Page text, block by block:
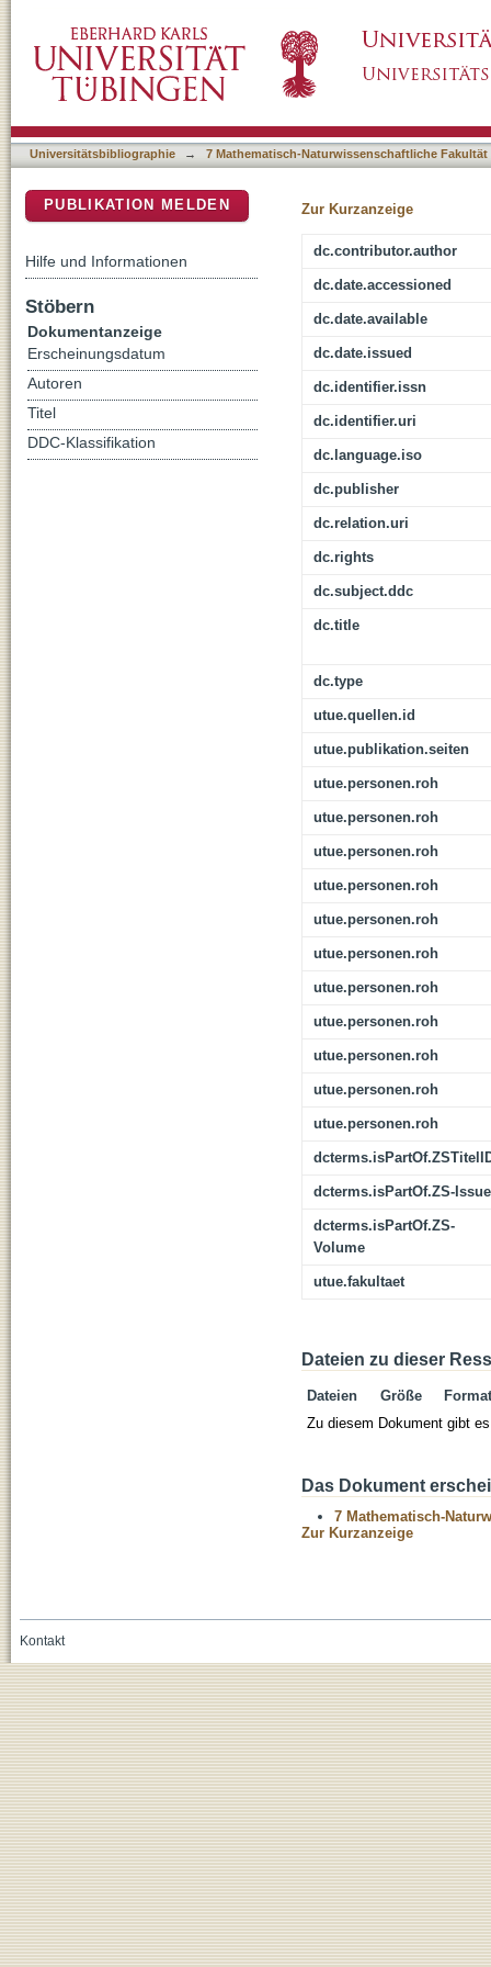
Universitätsbibliographie → 7 Mathematisch-Naturwissenschaftliche Fakultät
Zur Kurzanzeige
dc.contributor.author
dc.date.accessioned
dc.date.available
dc.date.issued
dc.identifier.issn
dc.identifier.uri
dc.language.iso
dc.publisher
dc.relation.uri
dc.rights
dc.subject.ddc
dc.title
dc.type
utue.quellen.id
utue.publikation.seiten
utue.personen.roh
utue.personen.roh
utue.personen.roh
utue.personen.roh
utue.personen.roh
utue.personen.roh
utue.personen.roh
utue.personen.roh
utue.personen.roh
utue.personen.roh
utue.personen.roh
dcterms.isPartOf.ZS-Issue
dcterms.isPartOf.ZS-
Volume
utue.fakultaet
Dateien zu dieser
Dateien Größe
Format
Zu diesem Dokument gibt
Das Dokument
7 Mathematisch-
Zur Kurzanzeige
PUBLIKATION MELDEN
Hilfe und Informationen
Stöbern
Dokumentanzeige
Erscheinungsdatum
Autoren
Titel
DDC-Klassifikation
Kontakt